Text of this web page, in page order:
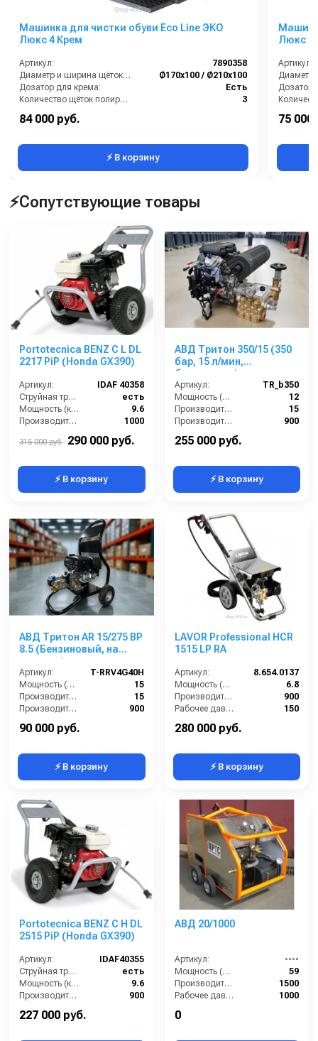
Машинка для чистки обуви Eco Line ЭКО
Люкс 4 Крем
Артикул:
7890358
Диаметр и ширина щёток (мм):
Ø170х100 / Ø210х100
Дозатор для крема:
Есть
Количество щёток полировки (шт):
3
Мощность (Вт):
84 000 руб.
⚡ В корзину
Люкс 3
Артикул:
Дозатор
75 000
⚡Сопутствующие товары
Portotecnica BENZ C L DL
2217 PiP (Honda GX390)
Артикул:
IDAF 40358
Струйная трубка (копьё):
есть
Мощность (кВт):
9.6
Производительность (л/ч):
1000
315 000 руб. 290 000 руб.
⚡ В корзину
АВД Тритон 350/15 (350
бар, 15 л/мин,
бензиновая)
Артикул:
TR_b350
Мощность (л/с):
12
Производительность (л/мин):
15
Производительность (л/ч):
900
255 000 руб.
⚡ В корзину
АВД Тритон AR 15/275 ВР
8.5 (Бензиновый, на
тележке)
Артикул:
T-RRV4G40H
Мощность (л/с):
15
Производительность (л/мин):
15
Производительность (л/ч):
900
90 000 руб.
⚡ В корзину
LAVOR Professional HCR
1515 LP RA
Артикул:
8.654.0137
Мощность (л/с):
6.8
Производительность (л/ч):
900
Рабочее давление (бар):
150
280 000 руб.
⚡ В корзину
Portotecnica BENZ C H DL
2515 PiP (Honda GX390)
Артикул:
IDAF40355
Струйная трубка (копьё):
есть
Мощность (кВт):
9.6
Производительность (л/ч):
900
227 000 руб.
АВД 20/1000
Артикул:
----
Мощность (л/с):
59
Производительность (л/ч):
1500
Рабочее давление (бар):
1000
0